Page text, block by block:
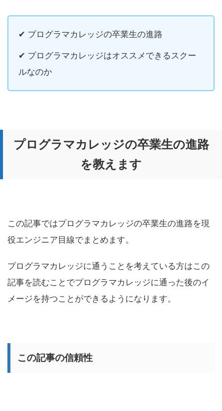
✔︎ プログラマカレッジの卒業生の進路
✔︎ プログラマカレッジはオススメできるスクー
ルなのか
プログラマカレッジの卒業生の進路
を教えます
この記事ではプログラマカレッジの卒業生の進路を現
役エンジニア目線でまとめます。
プログラマカレッジに通うことを考えている方はこの
記事を読むことでプログラマカレッジに通った後のイ
メージを持つことができるようになります。
この記事の信頼性